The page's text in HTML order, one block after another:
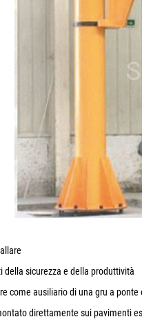
della sicurezza e della produttività
come ausiliario di una gru a
direttamente sui pavimenti